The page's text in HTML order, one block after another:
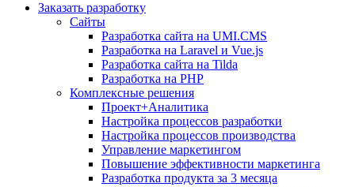
Заказать разработку
Сайты
Разработка сайта на UMI.CMS
Разработка на Laravel и Vue.js
Разработка сайта на Tilda
Разработка на PHP
Комплексные решения
Проект+Аналитика
Настройка процессов разработки
Настройка процессов производства
Управление маркетингом
Повышение эффективности маркетинга
Разработка продукта за 3 месяца